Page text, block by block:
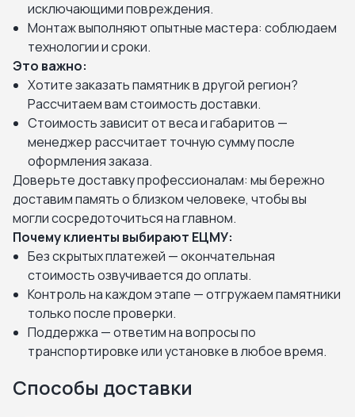
исключающими повреждения.
Монтаж выполняют опытные мастера: соблюдаем
технологии и сроки.
Это важно:
Хотите заказать памятник в другой регион?
Рассчитаем вам стоимость доставки.
Стоимость зависит от веса и габаритов —
менеджер рассчитает точную сумму после
оформления заказа.
Доверьте доставку профессионалам: мы бережно
доставим память о близком человеке, чтобы вы
могли сосредоточиться на главном.
Почему клиенты выбирают ЕЦМУ:
Без скрытых платежей — окончательная
стоимость озвучивается до оплаты.
Контроль на каждом этапе — отгружаем памятники
только после проверки.
Поддержка — ответим на вопросы по
транспортировке или установке в любое время.
Способы доставки